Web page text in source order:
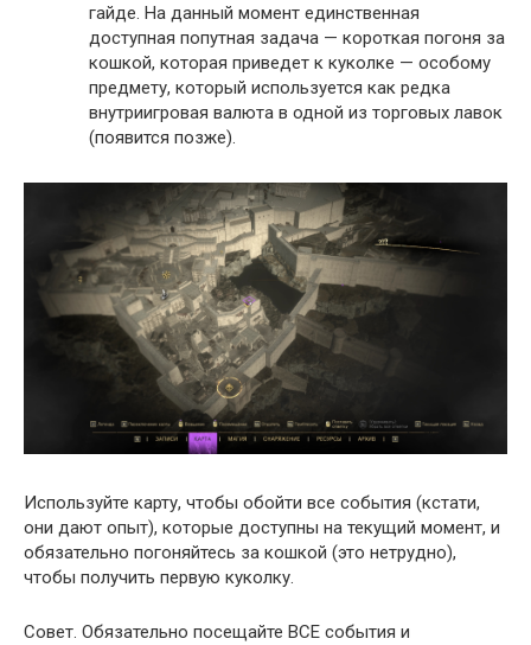
гайде. На данный момент единственная
доступная попутная задача — короткая погоня за
кошкой, которая приведет к куколке — особому
предмету, который используется как редка
внутриигровая валюта в одной из торговых лавок
(появится позже).
Используйте карту, чтобы обойти все события (кстати,
они дают опыт), которые доступны на текущий момент, и
обязательно погоняйтесь за кошкой (это нетрудно),
чтобы получить первую куколку.
Совет. Обязательно посещайте ВСЕ события и